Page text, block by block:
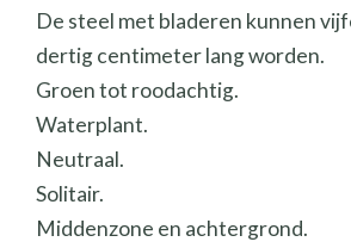
De steel met bladeren kunnen
dertig centimeter lang worden.
Groen tot roodachtig.
Waterplant.
Neutraal.
Solitair.
Middenzone en achtergrond.